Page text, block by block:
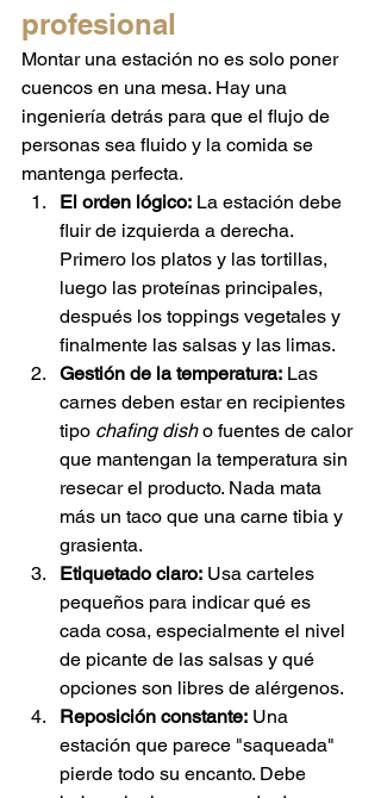
profesional
Montar una estación no es solo poner
cuencos en una mesa. Hay una
ingeniería detrás para que el flujo de
personas sea fluido y la comida se
mantenga perfecta.
El orden lógico: La estación debe
fluir de izquierda a derecha.
Primero los platos y las tortillas,
luego las proteínas principales,
después los toppings vegetales y
finalmente las salsas y las limas.
Gestión de la temperatura: Las
carnes deben estar en recipientes
tipo chafing dish o fuentes de calor
que mantengan la temperatura sin
resecar el producto. Nada mata
más un taco que una carne tibia y
grasienta.
Etiquetado claro: Usa carteles
pequeños para indicar qué es
cada cosa, especialmente el nivel
de picante de las salsas y qué
opciones son libres de alérgenos.
Reposición constante: Una
estación que parece "saqueada"
pierde todo su encanto. Debe